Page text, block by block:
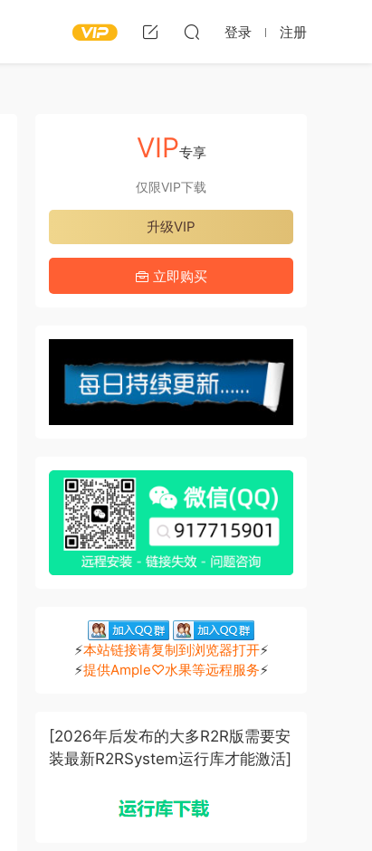
登录 注册
VIP专享
仅限VIP下载
升级VIP
立即购买
⚡本站链接请复制到浏览器打开⚡
⚡提供Ample♡水果等远程服务⚡
[2026年后发布的大多R2R版需要安
装最新R2RSystem运行库才能激活]